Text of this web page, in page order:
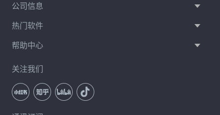
公司信息
热门软件
帮助中心
关注我们